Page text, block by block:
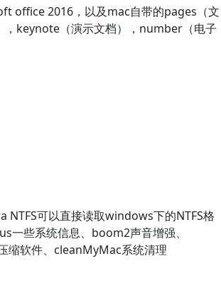
office 2016，以及mac自带的pages（文
，keynote（演示文档），number（电子
NTFS可以直接读取windows下的NTFS格
一些系统信息、boom2声音增强、
缩软件、cleanMyMac系统清理